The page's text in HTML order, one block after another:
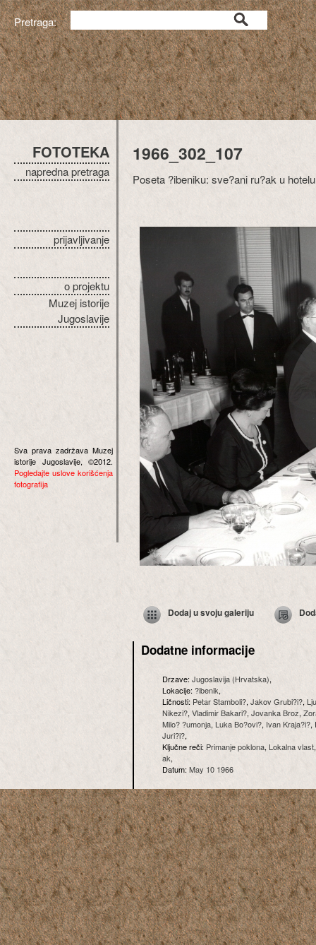
Pretraga:
FOTOTEKA
napredna pretraga
prijavljivanje
o projektu
Muzej istorije
Jugoslavije
Sva prava zadržava Muzej
istorije Jugoslavije, ©2012.
Pogledajte uslove korišćenja
fotografija
1966_302_107
Poseta ?ibeniku: sve?ani ru?ak u
Dodaj u svoju galeriju
Dodatne informacije
Drzave:Jugoslavija (Hrvatska),
Lokacije:?ibenik,
Ličnosti: Petar Stamboli?, Jakov Grubi?i?,
Nikezi?, Vladimir Bakari?, Jovanka Broz,
Milo? ?umonja, Luka Bo?ovi?, Ivan Kraja?i?,
Juri?i?,
Ključne reči: Primanje poklona, Lokalna vlast
ak,
Datum:May 10 1966